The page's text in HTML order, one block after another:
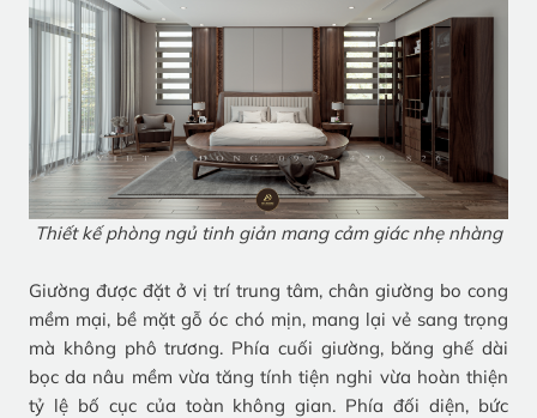
Thiết kế phòng ngủ tinh giản mang cảm giác nhẹ nhàng
Giường được đặt ở vị trí trung tâm, chân giường bo cong
mềm mại, bề mặt gỗ óc chó mịn, mang lại vẻ sang trọng
mà không phô trương. Phía cuối giường, băng ghế dài
bọc da nâu mềm vừa tăng tính tiện nghi vừa hoàn thiện
tỷ lệ bố cục của toàn không gian. Phía đối diện, bức